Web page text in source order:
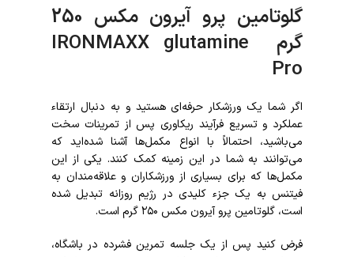
گلوتامین پرو آیرون مکس 250
گرم IRONMAXX glutamine
Pro
اگر شما یک ورزشکار حرفه‌ای هستید و به دنبال ارتقاء
عملکرد و تسریع فرآیند ریکاوری پس از تمرینات سخت
می‌باشید، احتمالاً با انواع مکمل‌ها آشنا شده‌اید که
می‌توانند به شما در این زمینه کمک کنند. یکی از این
مکمل‌ها که برای بسیاری از ورزشکاران و علاقه‌مندان به
فیتنس به یک جزء کلیدی در رژیم روزانه تبدیل شده
است، گلوتامین پرو آیرون مکس ۲۵۰ گرم است.
فرض کنید پس از یک جلسه تمرین فشرده در باشگاه،